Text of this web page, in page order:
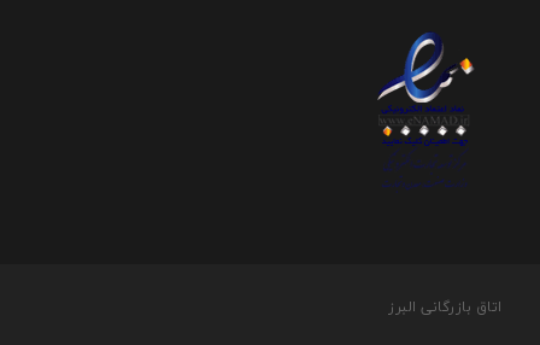
اتاق بازرگانی البرز